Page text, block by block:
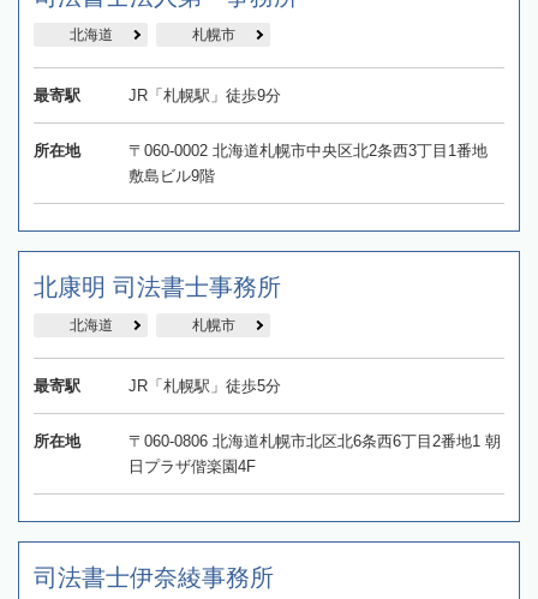
北海道 札幌市
最寄駅 JR「札幌駅」徒歩9分
所在地
〒060-0002 北海道札幌市中央区北2条西3丁目1番地
敷島ビル9階
北康明 司法書士事務所
北海道 札幌市
最寄駅 JR「札幌駅」徒歩5分
所在地
〒060-0806 北海道札幌市北区北6条西6丁目2番地1 朝
日プラザ偕楽園4F
司法書士伊奈綾事務所